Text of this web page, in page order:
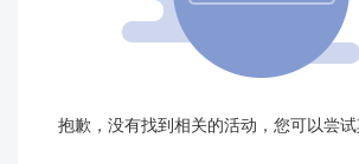
抱歉，没有找到相关的活动，您可以尝